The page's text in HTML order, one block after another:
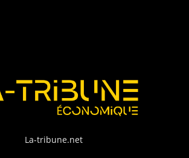
La-tribune.net